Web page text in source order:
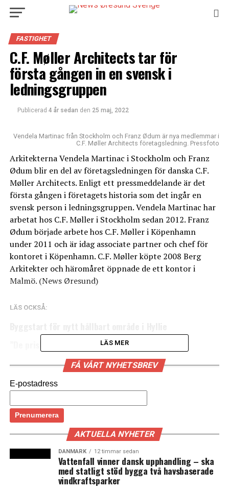
FASTIGHET
C.F. Møller Architects tar för
första gången in en svensk i
ledningsgruppen
Publicerad 4 år sedan den 25 maj, 2022
Vendela Martinac från Stockholm och Franz Ødum är nya medlemmar i
C.F. Møller Architects företagsledning. Pressfoto
Arkitekterna Vendela Martinac i Stockholm och Franz
Ødum blir en del av företagsledningen för danska C.F.
Møller Architects. Enligt ett pressmeddelande är det
första gången i företagets historia som det ingår en
svensk person i ledningsgruppen. Vendela Martinac har
arbetat hos C.F. Møller i Stockholm sedan 2012. Franz
Ødum började arbete hos C.F. Møller i Köpenhamn
under 2011 och är idag associate partner och chef för
kontoret i Köpenhamn. C.F. Møller köpte 2008 Berg
Arkitekter och häromåret öppnade de ett kontor i
Malmö. (News Øresund)
LÄS OCKSÅ:
”De prishöjningar vi ser nu är bara början”
LÄS MER
FÅ VÅRT NYHETSBREV
E-postadress
AKTUELLA NYHETER
DANMARK 12 timmar sedan
Vattenfall vinner dansk upphandling – ska
med statligt stöd bygga två havsbaserade
vindkraftsparker